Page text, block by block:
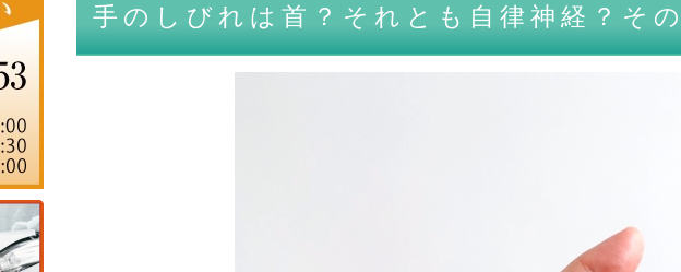
手のしびれは首？それとも自律神経？そ